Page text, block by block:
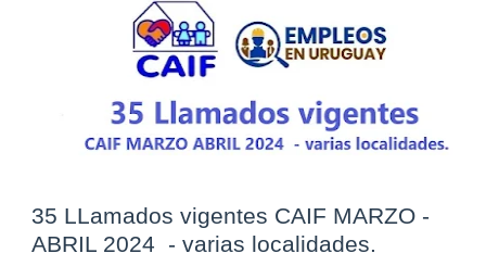
35 LLamados vigentes CAIF MARZO -
ABRIL 2024 - varias localidades.